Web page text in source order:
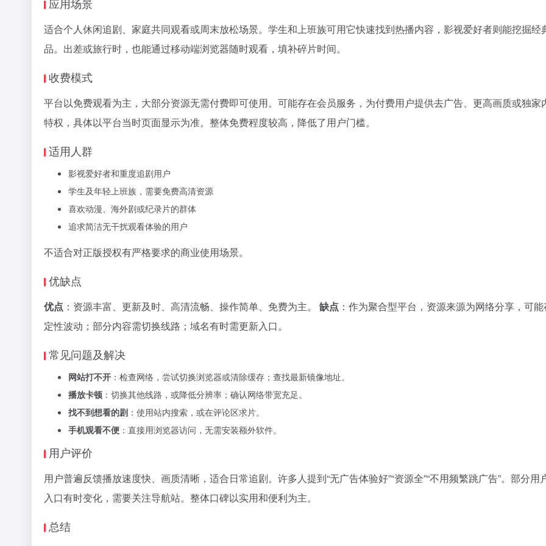
适合个人休闲追剧、家庭共同观看或周末放松场景。学生和上班族可用它快速找到热播内容，影视爱好者则能挖掘经
品。出差或旅行时，也能通过移动端浏览器随时观看，填补碎片时间。
收费模式
平台以免费观看为主，大部分资源无需付费即可使用。可能存在会员服务，为付费用户提供去广告、更高画质或独家
特权，具体以平台当时页面显示为准。整体免费程度较高，降低了用户门槛。
适用人群
影视爱好者和重度追剧用户
学生及年轻上班族，需要免费高清资源
喜欢动漫、海外剧或纪录片的群体
追求简洁无干扰观看体验的用户
不适合对正版授权有严格要求的商业使用场景。
优缺点
优点 ：资源丰富、更新及时、高清流畅、操作简单、免费为主。 缺点 ：作为聚合型平台，资源来源为网络分享，可
定性波动；部分内容需切换线路；域名有时需更新入口。
常见问题及解决
网站打不开 ：检查网络，尝试切换浏览器或清除缓存；查找最新镜像地址。
播放卡顿 ：切换其他线路，或降低分辨率；确认网络带宽充足。
找不到想看的剧 ：使用站内搜索，或在评论区求片。
手机观看不便 ：直接用浏览器访问，无需安装额外软件。
用户评价
用户普遍反馈播放速度快、画质清晰，适合日常追剧。许多人提到“无广告体验好”“资源全”“不用频繁跳广告”。部分用
入口有时变化，需要关注导航站。整体口碑以实用和便利为主。
总结